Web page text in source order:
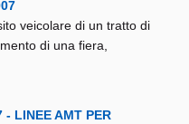
veicolare di un tratto di
di una fiera,
- LINEE AMT PER